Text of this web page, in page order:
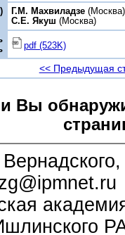
Г.М. Махвиладзе (Москва)
С.Е. Якуш (Москва)
pdf (523K)
<< Предыдущая
Вы